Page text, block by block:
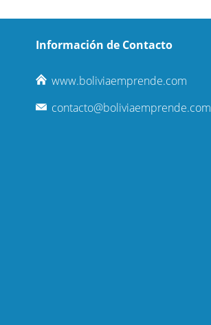
Información de Contacto
www.boliviaemprende.com
contacto@boliviaemprende.com